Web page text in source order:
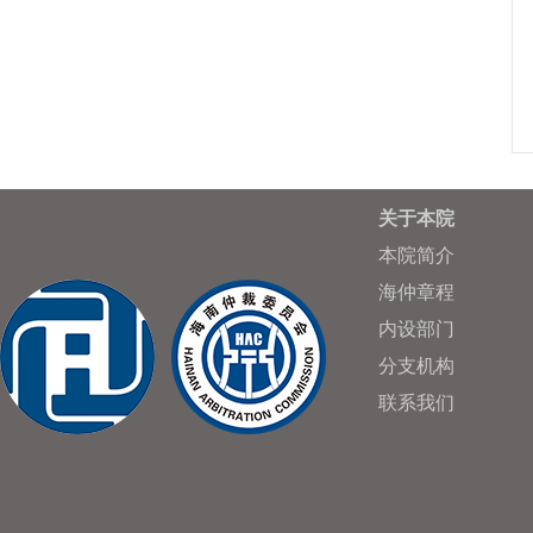
关于本院
本院简介
海仲章程
内设部门
分支机构
联系我们